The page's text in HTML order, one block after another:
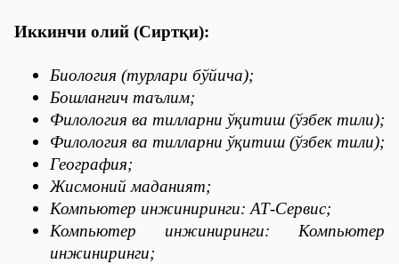
Иккинчи олий (Сиртқи):
Биология (турлари бўйича);
Бошланғич таълим;
Филология ва тилларни ўқитиш (ўзбек тили);
Филология ва тилларни ўқитиш (ўзбек тили);
География;
Жисмоний маданият;
Компьютер инжиниринги: АТ-Сервис;
Компьютер инжиниринги: Компьютер
инжиниринги;